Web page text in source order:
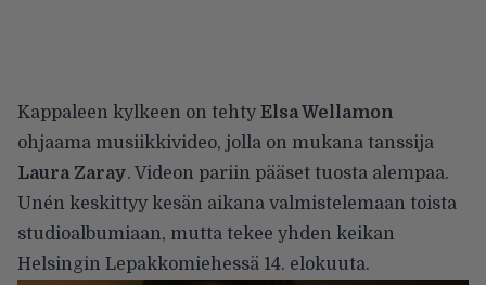
Kappaleen kylkeen on tehty Elsa Wellamon
ohjaama musiikkivideo, jolla on mukana tanssija
Laura Zaray. Videon pariin pääset tuosta alempaa.
Unén keskittyy kesän aikana valmistelemaan toista
studioalbumiaan, mutta tekee yhden keikan
Helsingin Lepakkomiehessä 14. elokuuta.